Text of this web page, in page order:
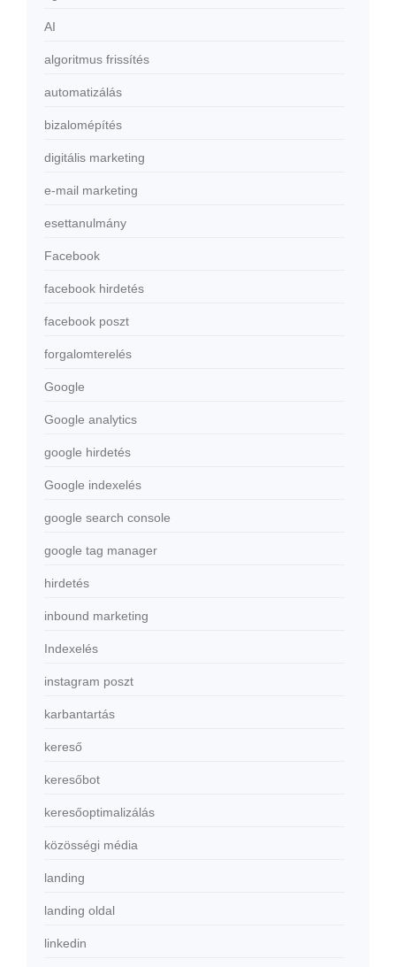
AI
algoritmus frissítés
automatizálás
bizalomépítés
digitális marketing
e-mail marketing
esettanulmány
Facebook
facebook hirdetés
facebook poszt
forgalomterelés
Google
Google analytics
google hirdetés
Google indexelés
google search console
google tag manager
hirdetés
inbound marketing
Indexelés
instagram poszt
karbantartás
kereső
keresőbot
keresőoptimalizálás
közösségi média
landing
landing oldal
linkedin